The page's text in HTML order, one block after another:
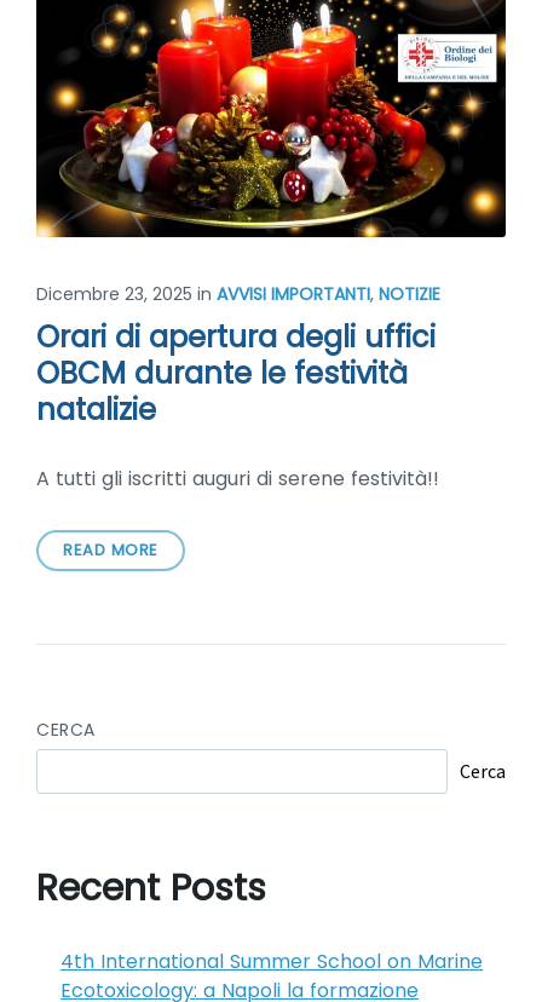
Dicembre 23, 2025 in AVVISI IMPORTANTI, NOTIZIE
Orari di apertura degli uffici
OBCM durante le festività
natalizie
A tutti gli iscritti auguri di serene festività!!
READ MORE
CERCA
Cerca
Recent Posts
4th International Summer School on Marine
Ecotoxicology: a Napoli la formazione